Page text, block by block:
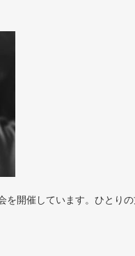
開催しています。ひとり